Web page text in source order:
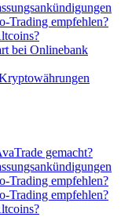
Trading empfehlen?
bei Onlinebank
gemacht?
Trading empfehlen?
Trading empfehlen?